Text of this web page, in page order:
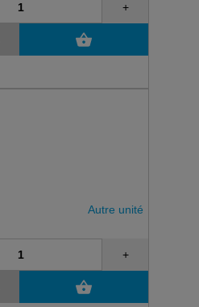
+
Autre unité
+